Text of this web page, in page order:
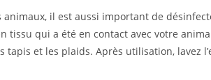
il est aussi important de
tissu qui a été en contact avec votre
tapis et les plaids. Après utilisation, lavez